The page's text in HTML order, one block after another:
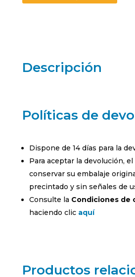
Descripción
Políticas de
Dispone de 14 días para la
Para aceptar la devolución,
conservar su embalaje
precintado y sin señales de
Consulte la Condiciones de
haciendo clic aquí
Productos